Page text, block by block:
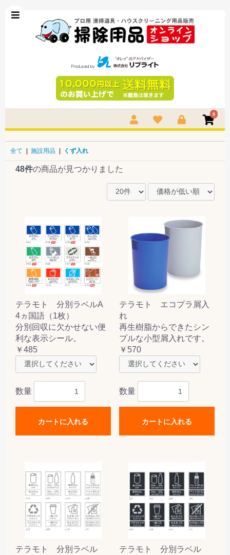
0
全て | 施設用品 | くず入れ
48件の商品が見つかりました
テラモト 分別ラベルA
4ヵ国語（1枚）
分別回収に欠かせない便
利な表示シール。
￥485
数量
カートに入れる
テラモト エコプラ屑入
れ
再生樹脂からできたシン
プルな小型屑入れです。
￥570
数量
カートに入れる
テラモト 分別ラベル
テラモト 分別ラベル